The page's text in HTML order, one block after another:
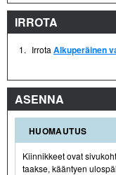
IRROTA
1. Irrota Alkuperäinen
ASENNA
HUOMAUTUS
Kiinnikkeet ovat
taakse, kääntyen